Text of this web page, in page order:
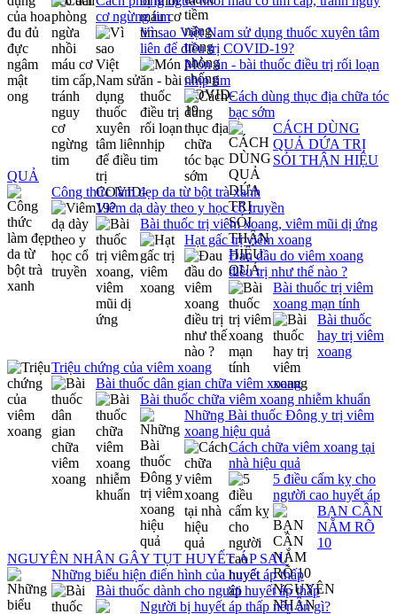
cơ ngừng tim
Vì sao Việt Nam sử dụng thuốc xuyên tâm
liên để điều trị COVID-19?
Món ăn - bài thuốc điều trị rối loạn
nhịp tim
Cách dùng thục địa chữa tóc
bạc sớm
CÁCH DÙNG
QUẢ DỨA TRỊ
SỎI THẬN HIỆU
QUẢ
Công thức làm đẹp da từ bột trà xanh
Viêm dạ dày theo y học cổ truyền
Bài thuốc trị viêm xoang, viêm mũi dị ứng
Hạt gấc trị viêm xoang
Đau đầu do viêm xoang
điều trị như thế nào ?
Bài thuốc trị viêm
xoang mạn tính
Bài thuốc
hay trị viêm
xoang
Triệu chứng của viêm xoang
Bài thuốc dân gian chữa viêm xoang
Bài thuốc chữa viêm xoang nhiễm khuẩn
Những Bài thuốc Đông y trị viêm
xoang hiệu quả
Cách chữa viêm xoang tại
nhà hiệu quả
5 điều cấm kỵ cho
người cao huyết áp
BẠN CẦN
NẮM RÕ
10
NGUYÊN NHÂN GÂY TỤT HUYẾT ÁP SAU
Những biểu hiện điển hình của huyết áp thấp
Bài thuốc dành cho người huyết áp thấp
Người bị huyết áp thấp nên ăn gì?